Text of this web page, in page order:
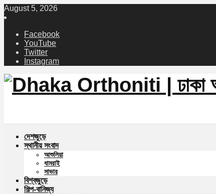
August 5, 2026
Facebook
YouTube
Twitter
Instagram
দেশজুড়ে
স্থানীয় সংবাদ
আশুলিয়া
ধামরাই
সাভার
বিশ্বজুড়ে
শিল্প-বানিজ্য